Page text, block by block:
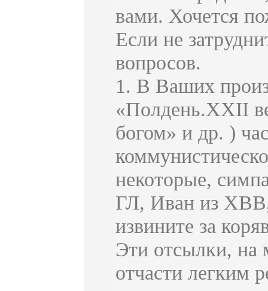
вами. Хочется
Если не
вопросов.
1. В Ваших
«Полдень.XXII
богом» и др. )
некоторые,
ГЛ, Иван из
извините за
Эти отсылки, на
отчасти легким